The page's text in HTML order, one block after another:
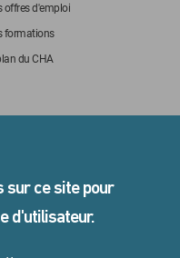
offres d'emploi
formations
du CHA
sur ce site pour
d'utilisateur.